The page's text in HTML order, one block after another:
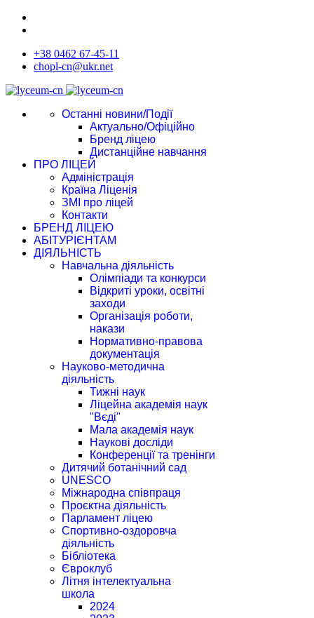
+38 0462 67-45-11
chopl-cn@ukr.net
Останні новини/Події
Актуально/Офіційно
Бренд ліцею
Дистанційне навчання
ПРО ЛІЦЕЙ
Адміністрація
Країна Ліценія
ЗМІ про ліцей
Контакти
БРЕНД ЛІЦЕЮ
АБІТУРІЄНТАМ
ДІЯЛЬНІСТЬ
Навчальна діяльність
Олімпіади та конкурси
Відкриті уроки, освітні
заходи
Організація роботи,
накази
Нормативно-правова
документація
Науково-методична
діяльність
Тижні наук
Ліцейна академія наук
"Вєді"
Мала академія наук
Наукові досліди
Конференції та тренінги
Дитячий ботанічний сад
UNESCO
Міжнародна співпраця
Проєктна діяльність
Парламент ліцею
Спортивно-оздоровча
діяльність
Бібліотека
Євроклуб
Літня інтелектуальна
школа
2024